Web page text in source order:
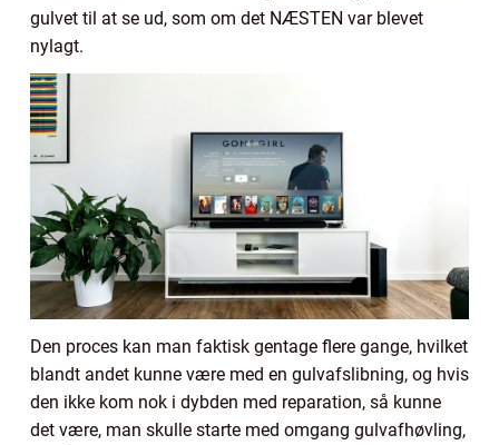
gulvet til at se ud, som om det NÆSTEN var blevet
nylagt.
Den proces kan man faktisk gentage flere gange, hvilket
blandt andet kunne være med en gulvafslibning, og hvis
den ikke kom nok i dybden med reparation, så kunne
det være, man skulle starte med omgang gulvafhøvling,